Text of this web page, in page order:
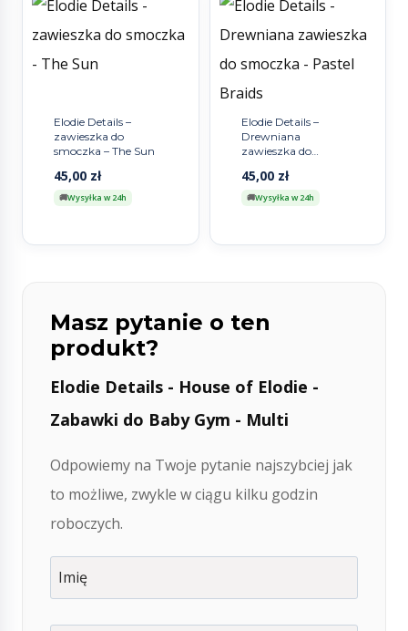
Elodie Details –
zawieszka do
smoczka – The Sun
45,00 zł
Wysyłka w 24h
Elodie Details –
Drewniana
zawieszka do
Braids
45,00 zł
Wysyłka w 24h
Masz pytanie o ten
produkt?
Elodie Details - House of Elodie -
Zabawki do Baby Gym - Multi
Odpowiemy na Twoje pytanie najszybciej jak
to możliwe, zwykle w ciągu kilku godzin
roboczych.